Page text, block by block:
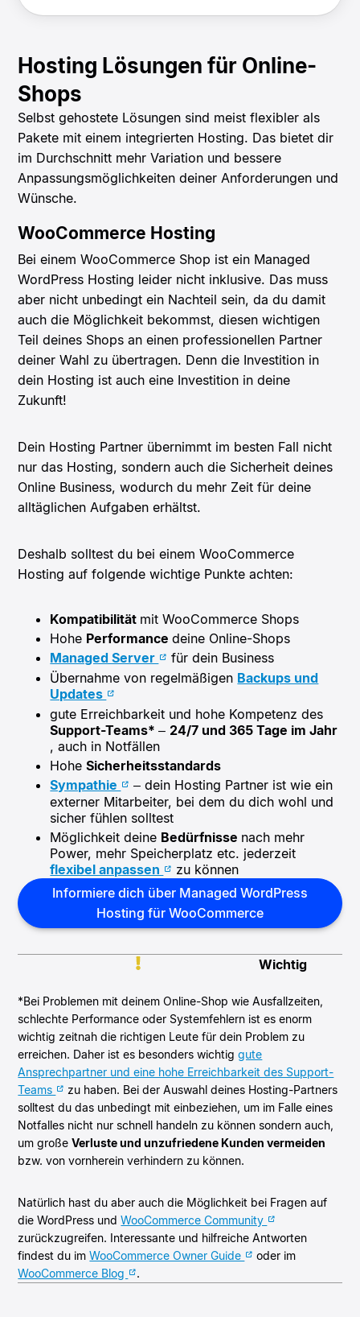
Hosting Lösungen für Online-
Shops
Selbst gehostete Lösungen sind meist flexibler als
Pakete mit einem integrierten Hosting. Das bietet dir
im Durchschnitt mehr Variation und bessere
Anpassungsmöglichkeiten deiner Anforderungen und
Wünsche.
WooCommerce Hosting
Bei einem WooCommerce Shop ist ein Managed
WordPress Hosting leider nicht inklusive. Das muss
aber nicht unbedingt ein Nachteil sein, da du damit
auch die Möglichkeit bekommst, diesen wichtigen
Teil deines Shops an einen professionellen Partner
deiner Wahl zu übertragen. Denn die Investition in
dein Hosting ist auch eine Investition in deine
Zukunft!
Dein Hosting Partner übernimmt im besten Fall nicht
nur das Hosting, sondern auch die Sicherheit deines
Online Business, wodurch du mehr Zeit für deine
alltäglichen Aufgaben erhältst.
Deshalb solltest du bei einem WooCommerce
Hosting auf folgende wichtige Punkte achten:
Kompatibilität mit WooCommerce Shops
Hohe Performancedeine Online-Shops
Managed Server
für dein Business
Übernahme von regelmäßigen Backups und
Updates
gute Erreichbarkeit und hohe Kompetenz des
Support-Teams*– 24/7 und 365 Tage im Jahr
, auch in Notfällen
HoheSicherheitsstandards
Sympathie
– dein Hosting Partner ist wie ein
externer Mitarbeiter, bei dem du dich wohl und
sicher fühlen solltest
Möglichkeit deine Bedürfnisse nach mehr
Power, mehr Speicherplatz etc. jederzeit
flexibel anpassen
zu können
Informiere dich über Managed WordPress
Hosting für WooCommerce
Wichtig
*Bei Problemen mit deinem Online-Shop wie Ausfallzeiten,
schlechte Performance oder Systemfehlern ist es enorm
wichtig zeitnah die richtigen Leute für dein Problem zu
erreichen. Daher ist es besonders wichtiggute
Ansprechpartner und eine hohe Erreichbarkeit des Support-
Teams
zu haben. Bei der Auswahl deines Hosting-Partners
solltest du das unbedingt mit einbeziehen, um im Falle eines
Notfalles nicht nur schnell handeln zu können sondern auch,
um großeVerluste und unzufriedene Kunden vermeiden
bzw. von vornherein verhindern zu können.
Natürlich hast du aber auch die Möglichkeit bei Fragen auf
die WordPress undWooCommerce Community
zurückzugreifen. Interessante und hilfreiche Antworten
findest du imWooCommerce Owner Guide
oder im
WooCommerce Blog
.